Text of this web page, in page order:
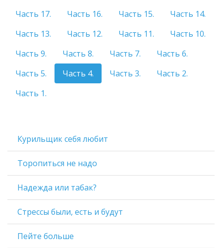
Часть 17.
Часть 16. Часть 15.
Часть 14.
Часть 13.
Часть 12. Часть 11.
Часть 10.
Часть 9.
Часть 8. Часть 7.
Часть 6.
Часть 5.
Часть 4. Часть 3.
Часть 2.
Часть 1.
Курильщик себя любит
Торопиться не надо
Надежда или табак?
Стрессы были, есть и будут
Пейте больше